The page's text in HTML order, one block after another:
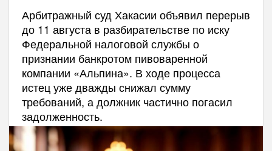
Арбитражный суд Хакасии объявил перерыв
до 11 августа в разбирательстве по иску
Федеральной налоговой службы о
признании банкротом пивоваренной
компании «Альпина». В ходе процесса
истец уже дважды снижал сумму
требований, а должник частично погасил
задолженность.